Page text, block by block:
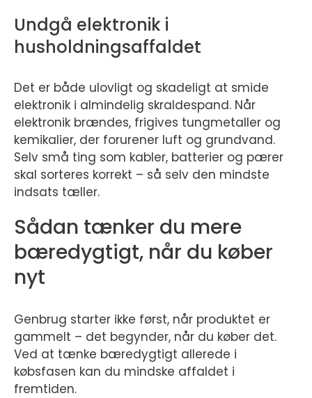
Undgå elektronik i
husholdningsaffaldet
Det er både ulovligt og skadeligt at smide
elektronik i almindelig skraldespand. Når
elektronik brændes, frigives tungmetaller og
kemikalier, der forurener luft og grundvand.
Selv små ting som kabler, batterier og pærer
skal sorteres korrekt – så selv den mindste
indsats tæller.
Sådan tænker du mere
bæredygtigt, når du køber
nyt
Genbrug starter ikke først, når produktet er
gammelt – det begynder, når du køber det.
Ved at tænke bæredygtigt allerede i
købsfasen kan du mindske affaldet i
fremtiden.